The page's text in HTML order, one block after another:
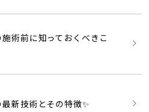
術前に知っておくべきこ
新技術とその特徴✨